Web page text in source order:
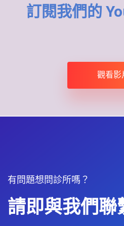
訂閱我們的
觀看影
有問題想問診所嗎？
請即與我們聯